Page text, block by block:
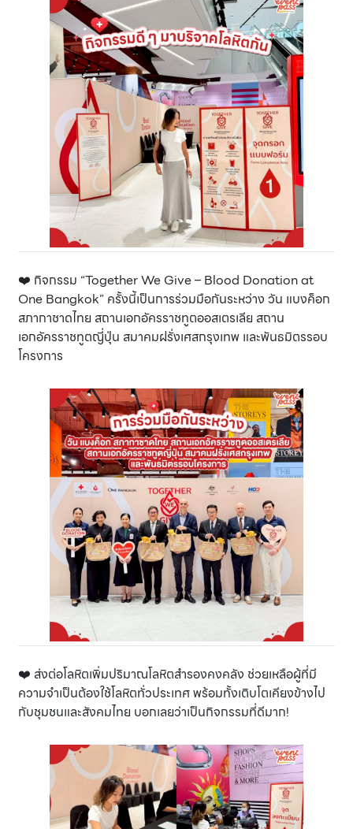
❤️ กิจกรรม “Together We Give – Blood Donation at
One Bangkok” ครั้งนี้เป็นการร่วมมือกันระหว่าง วัน แบงค็อก
สภากาชาดไทย สถานเอกอัครราชทูตออสเตรเลีย สถาน
เอกอัครราชทูตญี่ปุ่น สมาคมฝรั่งเศสกรุงเทพ และพันธมิตรรอบ
โครงการ
❤️ ส่งต่อโลหิตเพิ่มปริมาณโลหิตสำรองคงคลัง ช่วยเหลือผู้ที่มี
ความจำเป็นต้องใช้โลหิตทั่วประเทศพร้อมทั้งเติบโตเคียงข้างไป
กับชุมชนและสังคมไทย บอกเลยว่าเป็นกิจกรรมที่ดีมาก!